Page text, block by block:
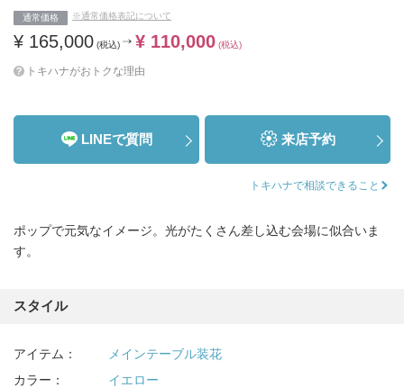
通常価格 ※通常価格表記について
¥ 165,000 (税込) ¥ 110,000 (税込)
トキハナがおトクな理由
LINEで質問 来店予約
トキハナで相談できること
ポップで元気なイメージ。光がたくさん差し込む会場に似合いま
す。
スタイル
アイテム：
メインテーブル装花
カラー：
イエロー